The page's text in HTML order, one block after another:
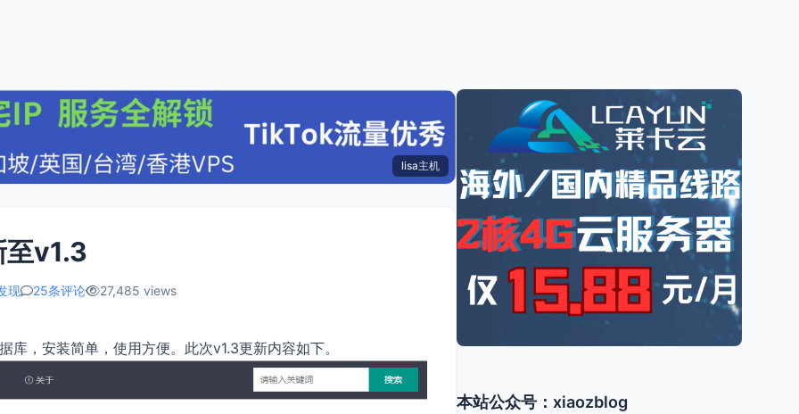
lisa主机
至v1.3
现 25条评论 27,485 views
，安装简单，使用方便。此次v1.3更新内容如下。
本站公众号：xiaozblog